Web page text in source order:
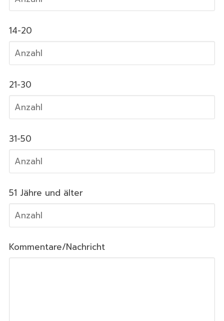
14-20
21-30
31-50
51 Jähre und älter
Kommentare/Nachricht